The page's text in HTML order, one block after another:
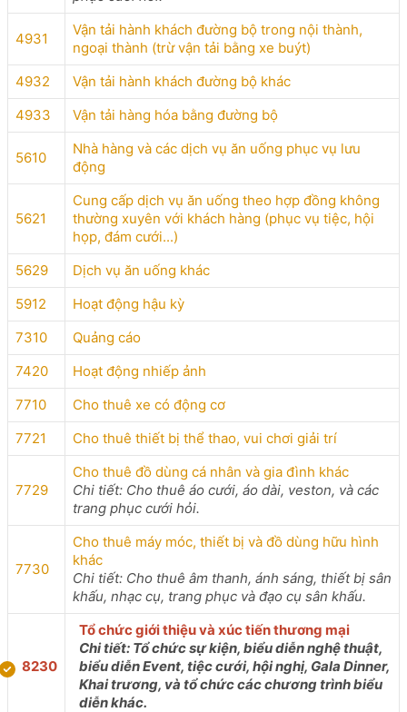
4931
Vận tải hành khách đường bộ trong nội thành,
ngoại thành (trừ vận tải bằng xe buýt)
4932
Vận tải hành khách đường bộ khác
4933
Vận tải hàng hóa bằng đường bộ
5610
Nhà hàng và các dịch vụ ăn uống phục vụ lưu
động
5621
Cung cấp dịch vụ ăn uống theo hợp đồng không
thường xuyên với khách hàng (phục vụ tiệc, hội
họp, đám cưới...)
5629
Dịch vụ ăn uống khác
5912
Hoạt động hậu kỳ
7310
Quảng cáo
7420
Hoạt động nhiếp ảnh
7710
Cho thuê xe có động cơ
7721
Cho thuê thiết bị thể thao, vui chơi giải trí
7729
Cho thuê đồ dùng cá nhân và gia đình khác
Chi tiết: Cho thuê áo cưới, áo dài, veston, và các
trang phục cưới hỏi.
7730
Cho thuê máy móc, thiết bị và đồ dùng hữu hình
khác
Chi tiết: Cho thuê âm thanh, ánh sáng, thiết bị sân
khấu, nhạc cụ, trang phục và đạo cụ sân khấu.
8230
Tổ chức giới thiệu và xúc tiến thương mại
Chi tiết: Tổ chức sự kiện, biểu diễn nghệ thuật,
biểu diễn Event, tiệc cưới, hội nghị, Gala Dinner,
Khai trương, và tổ chức các chương trình biểu
diễn khác.